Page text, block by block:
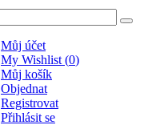
Můj účet
My Wishlist (0)
Můj košík
Objednat
Registrovat
Přihlásit se